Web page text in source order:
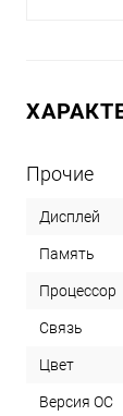
Прочие
Дисплей
Память
Процессор
Связь
Цвет
Версия ОС